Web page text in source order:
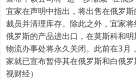
宜家在声明中指出，将出售在俄罗
裁员并清理库存。除此之外，宜家
俄罗斯的产品进出口，在莫斯科和
物流办事处将永久关闭。此前在3月
家就已宣布暂停其在俄罗斯和白俄
视财经）